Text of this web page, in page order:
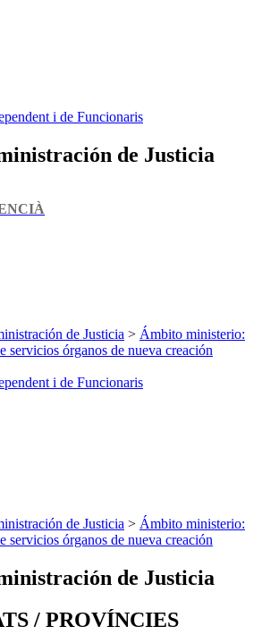
i de Funcionaris
de Justicia
de Justicia > Ámbito ministerio:
servicios órganos de nueva creación
i de Funcionaris
de Justicia > Ámbito ministerio:
servicios órganos de nueva creación
de Justicia
/ PROVÍNCIES